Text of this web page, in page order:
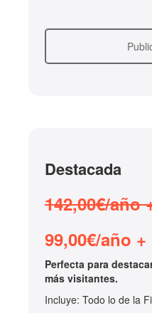
Destacada
142,00€/año
99,00€/año +
Perfecta para
más visitantes.
Incluye: Todo lo de la